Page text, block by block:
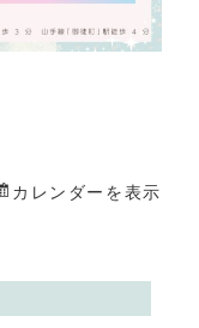
カレンダーを表示